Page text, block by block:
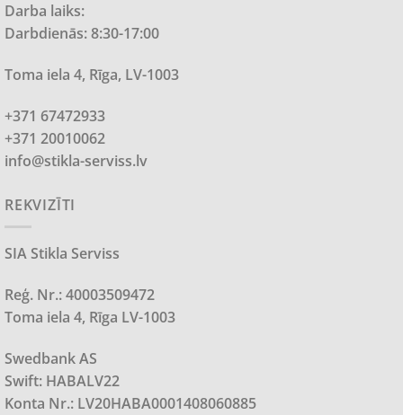
Darba laiks:
Darbdienās: 8:30-17:00
Toma iela 4, Rīga, LV-1003
+371 67472933
+371 20010062
info@stikla-serviss.lv
REKVIZĪTI
SIA Stikla Serviss
Reģ. Nr.: 40003509472
Toma iela 4, Rīga LV-1003
Swedbank AS
Swift: HABALV22
Konta Nr.: LV20HABA0001408060885